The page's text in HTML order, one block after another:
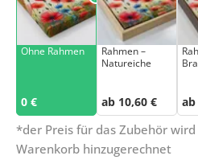
Ohne Rahmen
0 €
Rahmen –
Natureiche
ab 10,60 € ab
*der Preis für das Zubehör
Warenkorb hinzugerechnet